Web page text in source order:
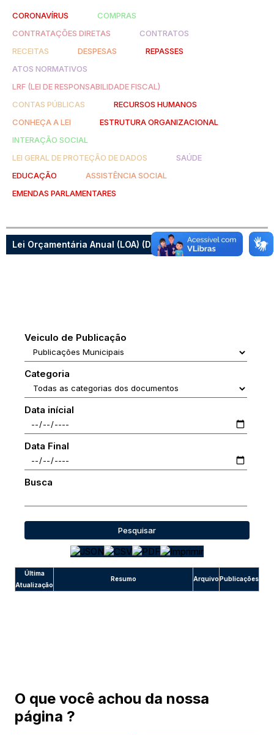
CORONAVÍRUS
COMPRAS
CONTRATAÇÕES DIRETAS
CONTRATOS
RECEITAS
DESPESAS
REPASSES
ATOS NORMATIVOS
LRF (LEI DE RESPONSABILIDADE FISCAL)
CONTAS PÚBLICAS
RECURSOS HUMANOS
CONHEÇA A LEI
ESTRUTURA ORGANIZACIONAL
INTERAÇÃO SOCIAL
LEI GERAL DE PROTEÇÃO DE DADOS
SAÚDE
EDUCAÇÃO
ASSISTÊNCIA SOCIAL
EMENDAS PARLAMENTARES
Lei Orçamentária Anual (LOA) (Documentos)
Veiculo de Publicação
Categoria
Data inícial
Data Final
Busca
Pesquisar
Última
Atualização
Resumo ArquivoPublicações
O que você achou da nossa
página ?